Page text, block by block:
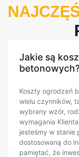
Jakie są
Koszty ogrodzeń
wielu czynników,
wybrany wzór,
wymagania
jesteśmy w stanie
dostosowaną do
pamiętać, że